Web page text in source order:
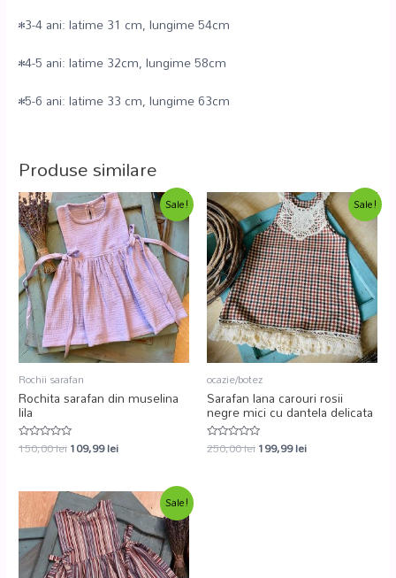
•3-4 ani: latime 31 cm, lungime 54cm
•4-5 ani: latime 32cm, lungime 58cm
•5-6 ani: latime 33 cm, lungime 63cm
Produse similare
Sale!
Rochii sarafan
Rochita sarafan din muselina
lila
Evaluat
la
150,00lei109,99lei
Sale!
ocazie/botez
Sarafan lana carouri rosii
negre mici cu dantela delicata
Evaluat
la
250,00lei199,99lei
Sale!